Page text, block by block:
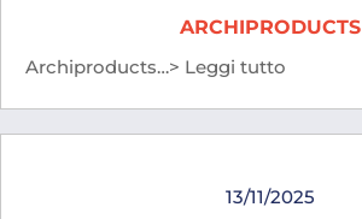
ARCHIPRODUCTS
Archiproducts…> Leggi tutto
13/11/2025